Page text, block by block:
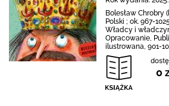
Bolesław Chrobry
Polski ; ok. 967-
Władcy i
Opracowanie,
ilustrowana, 901-
0